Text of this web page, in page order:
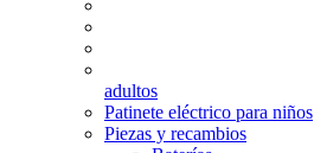
adultos
Patinete eléctrico para niños
Piezas y recambios